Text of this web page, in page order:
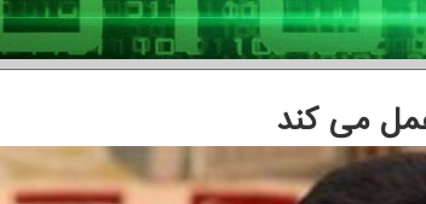
عمل می کند